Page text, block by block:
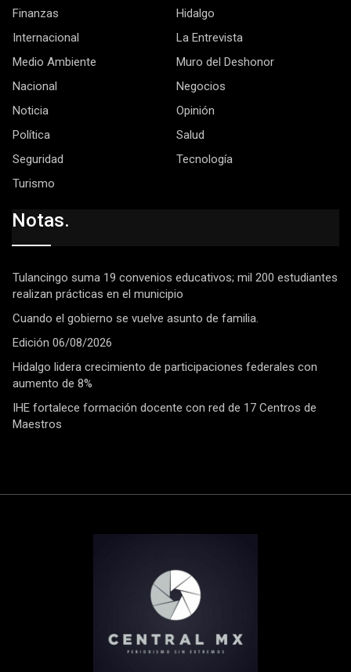
Finanzas
Hidalgo
Internacional
La Entrevista
Medio Ambiente
Muro del Deshonor
Nacional
Negocios
Noticia
Opinión
Política
Salud
Seguridad
Tecnología
Turismo
Notas.
Tulancingo suma 19 convenios educativos; mil 200 estudiantes
realizan prácticas en el municipio
Cuando el gobierno se vuelve asunto de familia.
Edición 06/08/2026
Hidalgo lidera crecimiento de participaciones federales con
aumento de 8%
IHE fortalece formación docente con red de 17 Centros de
Maestros